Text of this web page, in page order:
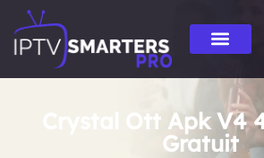
Crystal Ott Apk V4
Gratuit